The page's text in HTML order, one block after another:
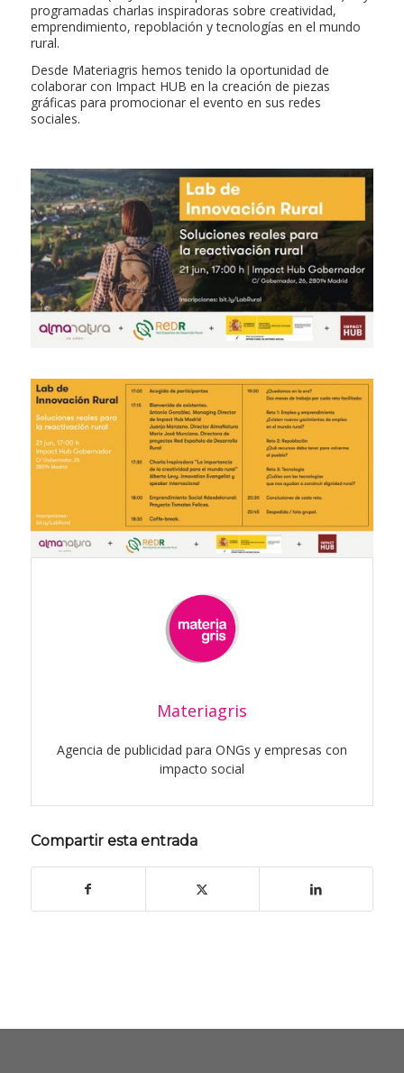
programadas charlas inspiradoras sobre creatividad,
emprendimiento, repoblación y tecnologías en el mundo
rural.
Desde Materiagris hemos tenido la oportunidad de
colaborar con Impact HUB en la creación de piezas
gráficas para promocionar el evento en sus redes
sociales.
Materiagris
Agencia de publicidad para ONGs y empresas con
impacto social
Compartir esta entrada